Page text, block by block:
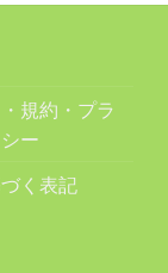
規約・プラ
ー
く表記